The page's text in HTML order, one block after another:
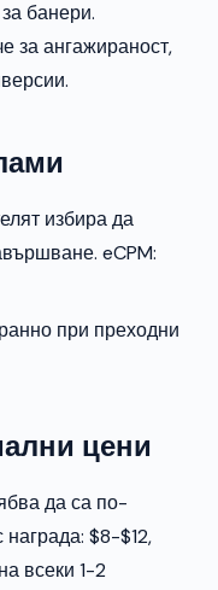
банери.
за ангажираност,
избира да
eCPM:
при преходни
цени
да са по-
награда: $8-$12,
всеки 1-2